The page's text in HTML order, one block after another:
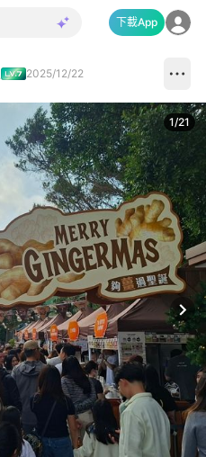
下載App
2025/12/22
1/21